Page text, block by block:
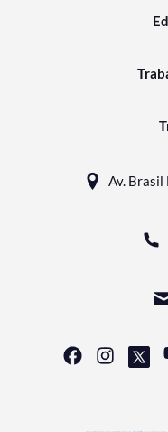
Av. Brasil